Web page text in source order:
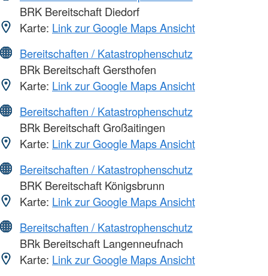
BRK Bereitschaft Diedorf
Karte: Link zur Google Maps Ansicht
Bereitschaften / Katastrophenschutz
BRk Bereitschaft Gersthofen
Karte: Link zur Google Maps Ansicht
Bereitschaften / Katastrophenschutz
BRk Bereitschaft Großaitingen
Karte: Link zur Google Maps Ansicht
Bereitschaften / Katastrophenschutz
BRK Bereitschaft Königsbrunn
Karte: Link zur Google Maps Ansicht
Bereitschaften / Katastrophenschutz
BRk Bereitschaft Langenneufnach
Karte: Link zur Google Maps Ansicht